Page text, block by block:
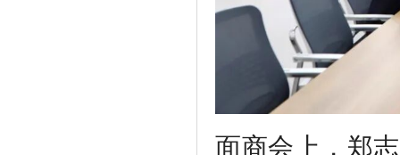
面商会上，郑